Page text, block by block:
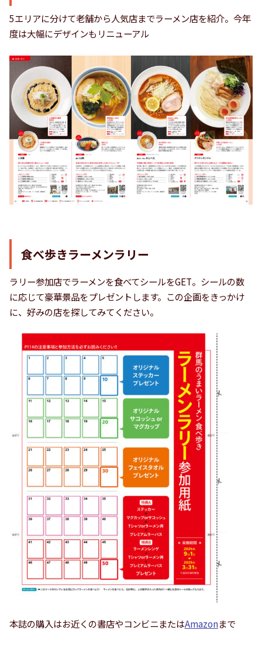
5エリアに分けて老舗から人気店までラーメン店を紹介。今年
度は大幅にデザインもリニューアル
食べ歩きラーメンラリー
ラリー参加店でラーメンを食べてシールをGET。シールの数
に応じて豪華景品をプレゼントします。この企画をきっかけ
に、好みの店を探してみてください。
本誌の購入はお近くの書店やコンビニまたはAmazonまで